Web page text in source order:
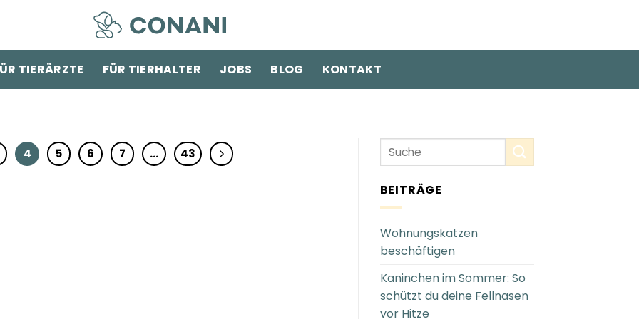
TIERÄRZTE FÜR TIERHALTER JOBS BLOG KONTAKT
4 5 6 7 … 43
BEITRÄGE
Wohnungskatzen
beschäftigen
Kaninchen im Sommer: So
schützt du deine Fellnasen
vor Hitze